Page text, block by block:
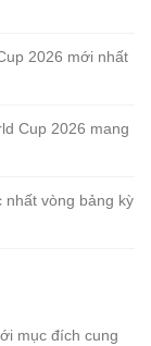
2026 mới nhất
Cup 2026 mang
nhất vòng bảng kỳ
mục đích cung